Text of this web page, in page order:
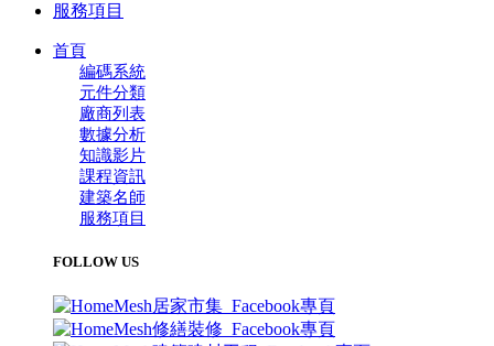
服務項目
首頁
編碼系統
元件分類
廠商列表
數據分析
知識影片
課程資訊
建築名師
服務項目
FOLLOW US